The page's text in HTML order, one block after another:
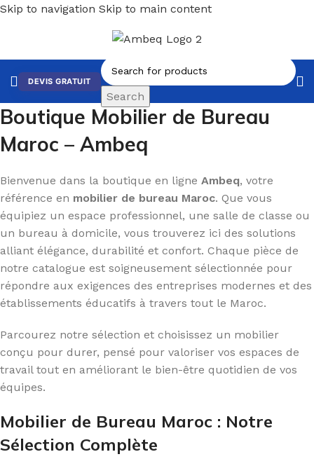
Skip to navigation Skip to main content
DEVIS GRATUIT
Search
Boutique Mobilier de Bureau
Maroc – Ambeq
Bienvenue dans la boutique en ligne Ambeq, votre
référence en mobilier de bureau Maroc. Que vous
équipiez un espace professionnel, une salle de classe ou
un bureau à domicile, vous trouverez ici des solutions
alliant élégance, durabilité et confort. Chaque pièce de
notre catalogue est soigneusement sélectionnée pour
répondre aux exigences des entreprises modernes et des
établissements éducatifs à travers tout le Maroc.
Parcourez notre sélection et choisissez un mobilier
conçu pour durer, pensé pour valoriser vos espaces de
travail tout en améliorant le bien-être quotidien de vos
équipes.
Mobilier de Bureau Maroc : Notre
Sélection Complète